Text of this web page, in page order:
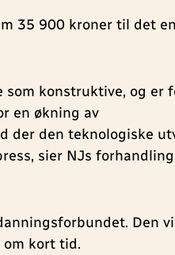
35 900 kroner til det
konstruktive, og er
en økning av
der den teknologiske
sier NJs
Den
kort tid.